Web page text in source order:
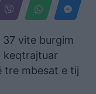
vite burgim
keqtrajtuar
tre mbesat e tij